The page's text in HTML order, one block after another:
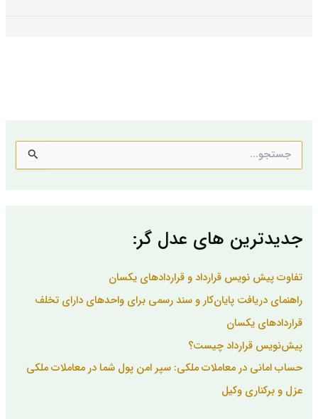
س
ر
:
جدیدترین های عدل گر:
تفاوت پیش نویس قرارداد و قراردادهای یکسان
راهنمای دریافت پایان‌کار و سند رسمی برای واحدهای دارای تخلف
قراردادهای یکسان
پیش‌نویس قرارداد چیست؟
حساب امانی در معاملات ملکی: سپر امن پول شما در معاملات ملکی
عزل و برکناری وکیل